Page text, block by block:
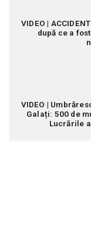
VIDEO |
după ce a
VIDEO |
Galați: 500 de
Lucrările